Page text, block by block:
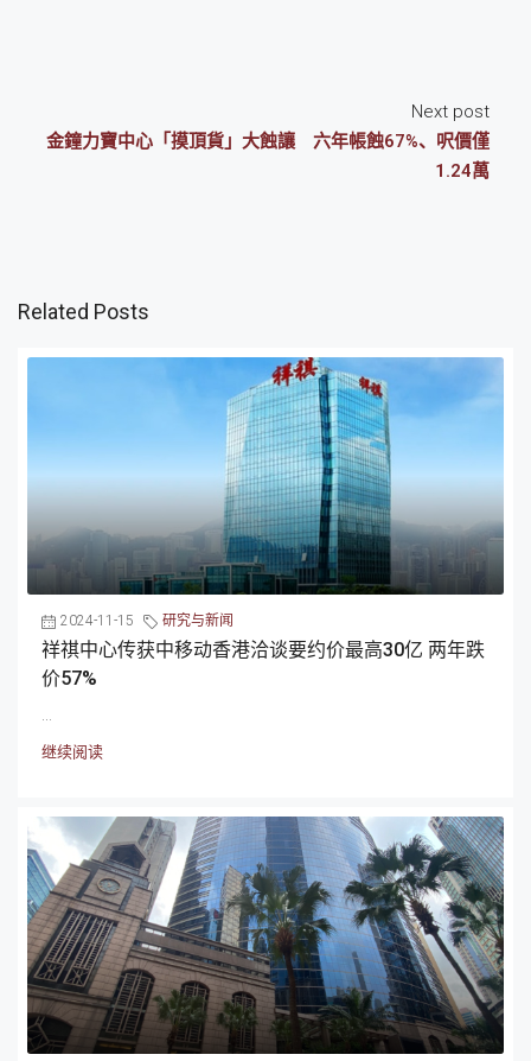
Next post
金鐘力寶中心「摸頂貨」大蝕讓 六年帳蝕67%、呎價僅
1.24萬
Related Posts
2024-11-15 研究与新闻
祥祺中心传获中移动香港洽谈要约价最高30亿 两年跌
价57%
...
继续阅读